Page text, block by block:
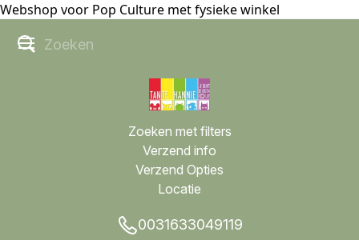
Webshop voor Pop Culture met fysieke winkel
Zoeken met filters
Verzend info
Verzend Opties
Locatie
0031633049119